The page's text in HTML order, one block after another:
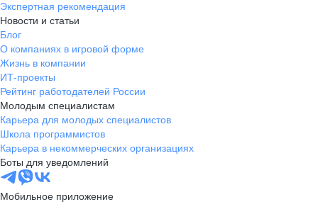
pr@dv.hh.ru
Новосибирск
ул. Большевистская, д. 35,
помещение 21
+7 383 207-94-64
pr@nsk.hh.ru
Минск
пр-т Дзержинского, д. 57,
10 этаж, помещение 45-1
Экспертная рекомендация
Новости и статьи
Блог
О компаниях в игровой форме
Жизнь в компании
ИТ-проекты
Рейтинг работодателей России
Молодым специалистам
Карьера для молодых специалистов
Школа программистов
Карьера в некоммерческих организациях
Боты для уведомлений
Мобильное приложение